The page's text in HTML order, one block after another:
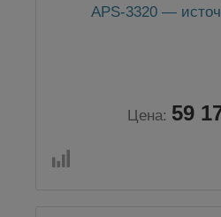
APS-3320 —
Цена: 59